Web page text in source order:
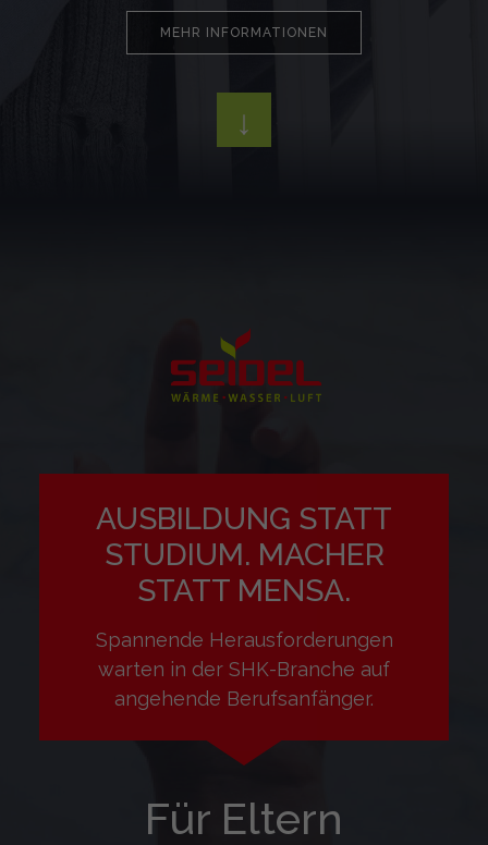
MEHR INFORMATIONEN
↓
AUSBILDUNG STATT
STUDIUM. MACHER
STATT MENSA.
Spannende Herausforderungen
warten in der SHK-Branche auf
angehende Berufsanfänger.
Für Eltern